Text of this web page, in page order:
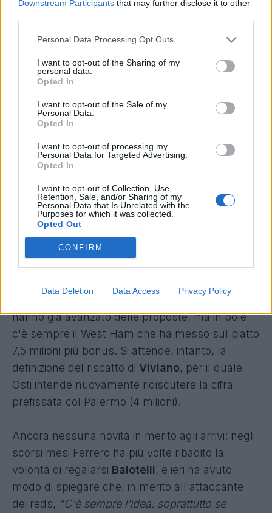
Downstream Participants that may further disclose it to other
Personal Data Processing Opt Outs
I want to opt-out of the Sharing of my
personal data.
Opted In
I want to opt-out of the Sale of my
Personal Data.
Opted In
I want to opt-out of processing my
Personal Data for Targeted Advertising.
Opted In
I want to opt-out of Collection, Use,
Retention, Sale, and/or Sharing of my
Personal Data that Is Unrelated with the
Purposes for which it was collected.
Opted Out
CONFIRM
Data Deletion Data Access Privacy Policy
Bundes per la mezzala, scavalcata nelle
ammesso da Ferrero, anche Eto'o sembra
possibilista sul suo futuro: l'impressione è che il
camerunense resterà solo dopo aver colloquiato
ancheRomagnoli
(tornerà alla Roma, che lo
aspetta a braccia aperte per formare un reparto
di livello con Manolas) eRomero
, il cui contratto
scade il primo luglio 2015. Il suo agente Raiola
Silvestr e Munoz, che però potrebbero
rinnovare. A centrocampo, almeno
Soriano e Obiang dirà addio
confermato la 24enne mezzala azzurra,
indirettamente ammettendo le tante offerte già
precettò ai tempi dell'affare Poli) ed il Napoli
hanno già avanzato delle proposte, ma in pole
c'è sempre il West Ham che ha messo sul piatto
7,5 milioni più bonus. Si attende, intanto, la
definizione del riscatto di Viviano, per il quale
Osti intende nuovamente ridiscutere la cifra
prefissata col Palermo (4 milioni).
Ancora nessuna novità in merito agli arrivi: negli
scorsi mesi Ferrero ha più volte ribadito la
volontà di regalarsi Balotelli, e ieri ha avuto
modo di spiegare che, in merito all'attaccante
dei reds, "C'è sempre l'idea, soprattutto se